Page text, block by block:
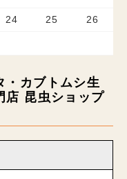
24 25 26
・カブトムシ生
店 昆虫ショップ